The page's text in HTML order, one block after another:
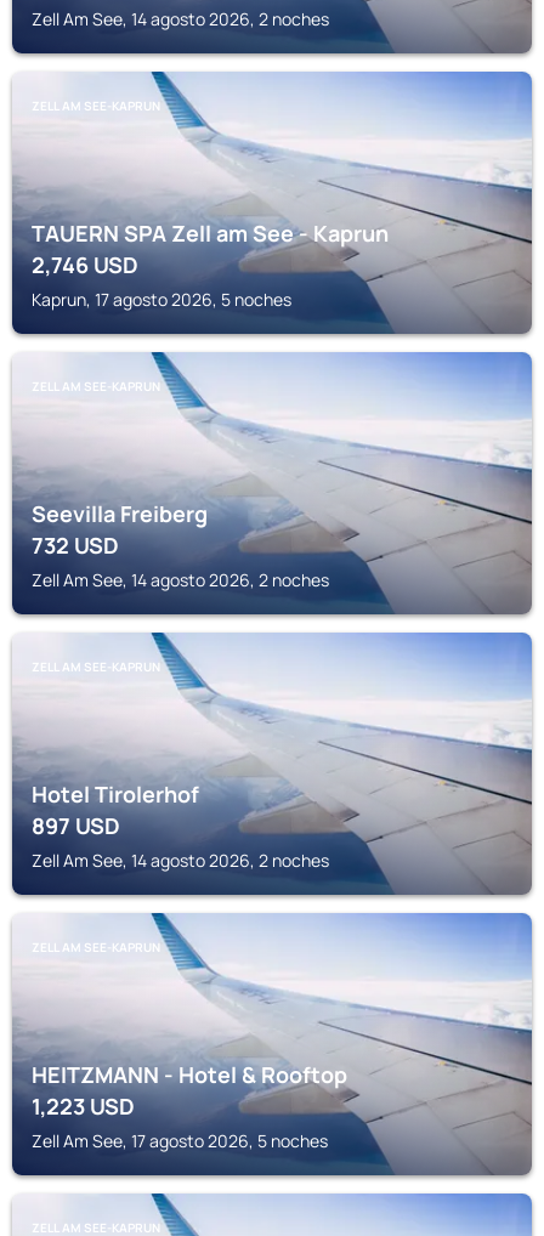
Zell Am See, 14 agosto 2026, 2 noches
ZELL AM SEE-KAPRUN
TAUERN SPA Zell am See - Kaprun
2,746USD
Kaprun, 17 agosto 2026, 5 noches
ZELL AM SEE-KAPRUN
Seevilla Freiberg
732USD
Zell Am See, 14 agosto 2026, 2 noches
ZELL AM SEE-KAPRUN
Hotel Tirolerhof
897USD
Zell Am See, 14 agosto 2026, 2 noches
ZELL AM SEE-KAPRUN
HEITZMANN - Hotel & Rooftop
1,223 USD
Zell Am See, 17 agosto 2026, 5 noches
ZELL AM SEE-KAPRUN